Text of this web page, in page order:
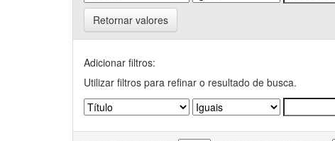
Retornar valores
Adicionar filtros:
Utilizar filtros para refinar o resultado de busca.